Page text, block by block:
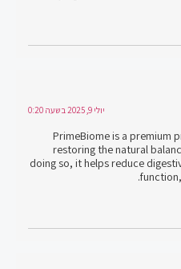
יולי 9, 2025 בשעה 0:20
PrimeBiome is a premium
restoring the natural
doing so, it helps reduce